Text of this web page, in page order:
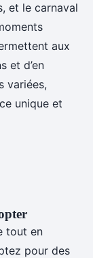
et le carnaval
aux
et d’en
variées,
unique et
tout en
pour des